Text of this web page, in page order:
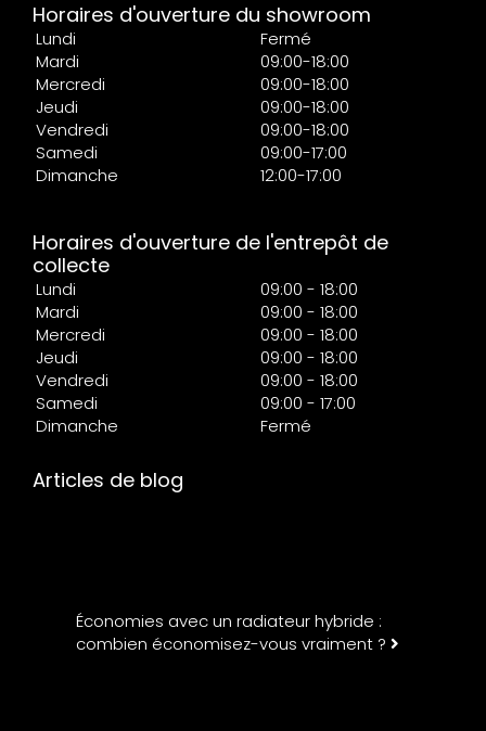
Horaires d'ouverture du showroom
Lundi
Fermé
Mardi
09:00-18:00
Mercredi
09:00-18:00
Jeudi
09:00-18:00
Vendredi
09:00-18:00
Samedi
09:00-17:00
Dimanche
12:00-17:00
Horaires d'ouverture de l'entrepôt de
collecte
Lundi
09:00 - 18:00
Mardi
09:00 - 18:00
Mercredi
09:00 - 18:00
Jeudi
09:00 - 18:00
Vendredi
09:00 - 18:00
Samedi
09:00 - 17:00
Dimanche
Fermé
Articles de blog
Économies avec un radiateur hybride :
combien économisez-vous vraiment ?